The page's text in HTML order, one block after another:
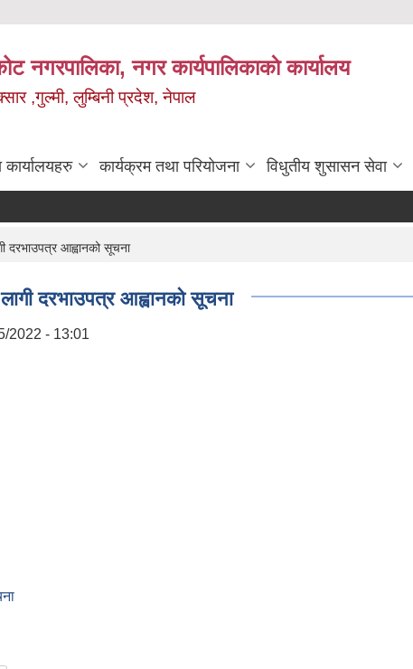
नगरपालिका, नगर कार्यपालिकाकाे कार्यालय
,गुल्मी, लुम्बिनी प्रदेश, नेपाल
कार्यालयहरु कार्यक्रम तथा परियोजना विधुतीय शुसासन सेवा
दरभाउपत्र आह्वानको सूचना
दरभाउपत्र आह्वानको सूचना
2022 - 13:01